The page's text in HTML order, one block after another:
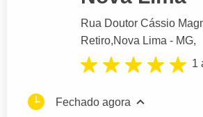
Rua Doutor Cássio
Retiro,Nova Lima - MG,
1
Fechado agora